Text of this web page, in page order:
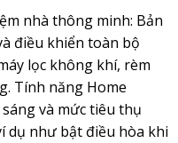
nhà thông minh: Bản
điều khiển toàn bộ
lọc không khí, rèm
Tính năng Home
và mức tiêu thụ
dụ như bật điều hòa khi